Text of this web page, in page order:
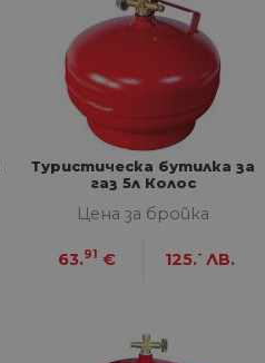
Туристическа бутилка за
газ 5л Колос
Цена за бройка
63.91 € 125.- ЛВ.